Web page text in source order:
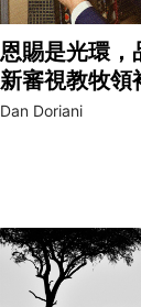
恩賜是光環，
新審視教牧領
Dan Doriani